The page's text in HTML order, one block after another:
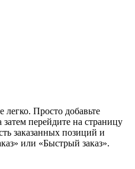
Просто добавьте
перейдите на страницу
заказанных позиций и
или «Быстрый заказ».